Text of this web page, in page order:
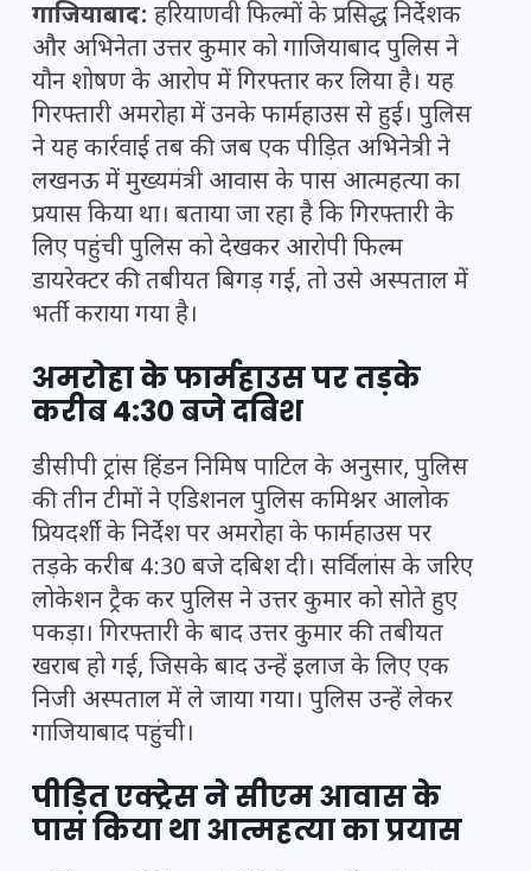
गाजियाबाद: हरियाणवी फिल्मों के प्रसिद्ध निर्देशक
और अभिनेता उत्तर कुमार को गाजियाबाद पुलिस ने
यौन शोषण के आरोप में गिरफ्तार कर लिया है। यह
गिरफ्तारी अमरोहा में उनके फार्महाउस से हुई। पुलिस
ने यह कार्रवाई तब की जब एक पीड़ित अभिनेत्री ने
लखनऊ में मुख्यमंत्री आवास के पास आत्महत्या का
प्रयास किया था। बताया जा रहा है कि गिरफ्तारी के
लिए पहुंची पुलिस को देखकर आरोपी फिल्म
डायरेक्टर की तबीयत बिगड़ गई, तो उसे अस्पताल में
भर्ती कराया गया है।
अमरोहा के फार्महाउस पर तड़के
करीब 4:30 बजे दबिश
डीसीपी ट्रांस हिंडन निमिष पाटिल के अनुसार, पुलिस
की तीन टीमों ने एडिशनल पुलिस कमिश्नर आलोक
प्रियदर्शी के निर्देश पर अमरोहा के फार्महाउस पर
तड़के करीब 4:30 बजे दबिश दी। सर्विलांस के जरिए
लोकेशन ट्रैक कर पुलिस ने उत्तर कुमार को सोते हुए
पकड़ा। गिरफ्तारी के बाद उत्तर कुमार की तबीयत
खराब हो गई, जिसके बाद उन्हें इलाज के लिए एक
निजी अस्पताल में ले जाया गया। पुलिस उन्हें लेकर
गाजियाबाद पहुंची।
पीड़ित एक्ट्रेस ने सीएम आवास के
पास किया था आत्महत्या का प्रयास